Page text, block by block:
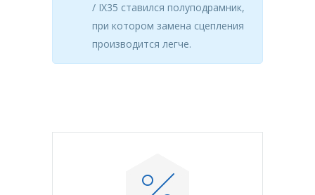
/ IX35 ставился полуподрамник,
при котором замена сцепления
производится легче.